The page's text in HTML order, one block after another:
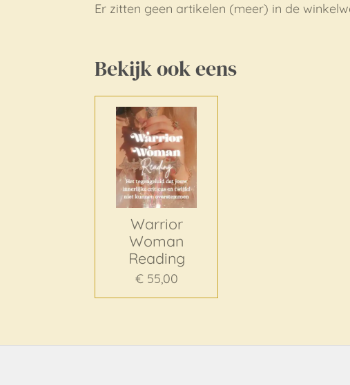
Er zitten geen artikelen (meer) in de
Bekijk ook eens
Warrior
Woman
Reading
€ 55,00